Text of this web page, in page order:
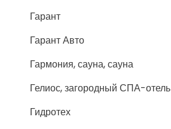
Гарант
Гарант Авто
Гармония, сауна, сауна
Гелиос, загородный СПА-отель
Гидротех